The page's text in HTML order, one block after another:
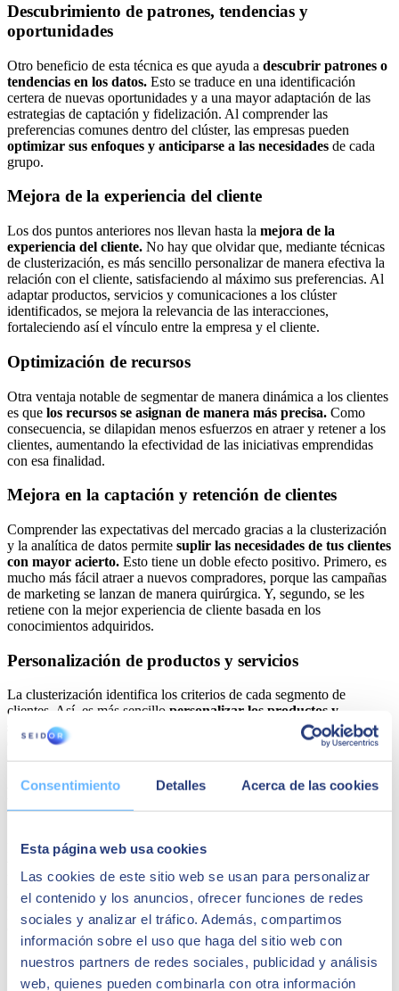
Consentimiento Detalles Acerca de las cookies
Esta página web usa cookies
Las cookies de este sitio web se usan para personalizar
el contenido y los anuncios, ofrecer funciones de redes
sociales y analizar el tráfico. Además, compartimos
información sobre el uso que haga del sitio web con
nuestros partners de redes sociales, publicidad y análisis
web, quienes pueden combinarla con otra información
Descubrimiento de patrones, tendencias y
oportunidades
Otro beneficio de esta técnica es que ayuda a descubrir patrones o
tendencias en los datos. Esto se traduce en una identificación
certera de nuevas oportunidades y a una mayor adaptación de las
estrategias de captación y fidelización. Al comprender las
preferencias comunes dentro del clúster, las empresas pueden
optimizar sus enfoques y anticiparse a las necesidades de cada
grupo.
Mejora de la experiencia del cliente
Los dos puntos anteriores nos llevan hasta la mejora de la
experiencia del cliente. No hay que olvidar que, mediante técnicas
de clusterización, es más sencillo personalizar de manera efectiva la
relación con el cliente, satisfaciendo al máximo sus preferencias. Al
adaptar productos, servicios y comunicaciones a los clúster
identificados, se mejora la relevancia de las interacciones,
fortaleciendo así el vínculo entre la empresa y el cliente.
Optimización de recursos
Otra ventaja notable de segmentar de manera dinámica a los clientes
es que los recursos se asignan de manera más precisa. Como
consecuencia, se dilapidan menos esfuerzos en atraer y retener a los
clientes, aumentando la efectividad de las iniciativas emprendidas
con esa finalidad.
Mejora en la captación y retención de clientes
Comprender las expectativas del mercado gracias a la clusterización
y la analítica de datos permite suplir las necesidades de tus clientes
con mayor acierto. Esto tiene un doble efecto positivo. Primero, es
mucho más fácil atraer a nuevos compradores, porque las campañas
de marketing se lanzan de manera quirúrgica. Y, segundo, se les
retiene con la mejor experiencia de cliente basada en los
conocimientos adquiridos.
Personalización de productos y servicios
La clusterización identifica los criterios de cada segmento de
clientes. Así, es más sencillo personalizar los productos y
serviciospara adaptarlos a cada tipo de consumidor. Es bien sabido
que la personalización basada en datos aumenta la satisfacción del
cliente, así como su lealtad a la marca.
Desarrollo óptimo de campañas de marketing y
ventas
Finalmente, la clusterización respalda las estrategias de marketing y
logran mensajes más específicos y campañas más efectivas,
optimizando la captación y retención de clientes al dirigirse con
precisión a los segmentos adecuados y adaptar las tácticas
comerciales en consecuencia.
SEIDOR es tu socio experto en análisis de